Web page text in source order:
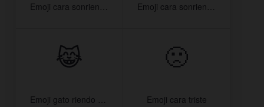
Emoji cara sonriendo con corazones Emoji cara sonriendo con ojos de corazón
😹
Emoji gato riendo con lágrimas
🙁
Emoji cara triste